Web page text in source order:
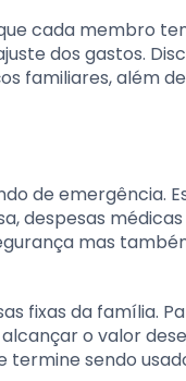
cada membro
dos gastos.
familiares, além
de emergência.
despesas
mas
fixas da família.
o valor
sendo